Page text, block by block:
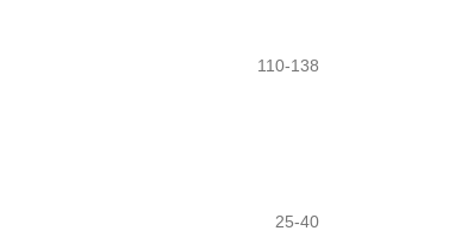
110-138
25-40